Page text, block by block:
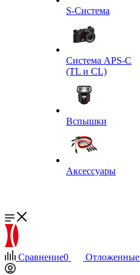
S-Система
Система APS-C
(TL и CL)
Вспышки
Аксессуары
Сравнение0 Отложенные